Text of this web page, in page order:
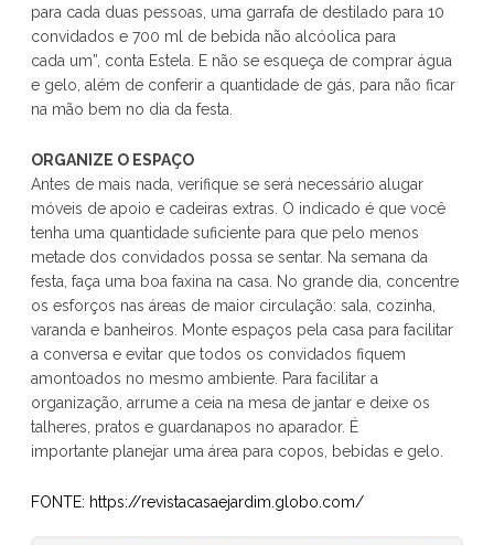
para cada duas pessoas, uma garrafa de destilado para 10
convidados e 700 ml de bebida não alcóolica para
cada um”, conta Estela. E não se esqueça de comprar água
e gelo, além de conferir a quantidade de gás, para não ficar
na mão bem no dia da festa.
ORGANIZE O ESPAÇO
Antes de mais nada, verifique se será necessário alugar
móveis de apoio e cadeiras extras. O indicado é que você
tenha uma quantidade suficiente para que pelo menos
metade dos convidados possa se sentar. Na semana da
festa, faça uma boa faxina na casa. No grande dia, concentre
os esforços nas áreas de maior circulação: sala, cozinha,
varanda e banheiros. Monte espaços pela casa para facilitar
a conversa e evitar que todos os convidados fiquem
amontoados no mesmo ambiente. Para facilitar a
organização, arrume a ceia na mesa de jantar e deixe os
talheres, pratos e guardanapos no aparador. É
importante planejar uma área para copos, bebidas e gelo.
FONTE: https://revistacasaejardim.globo.com/